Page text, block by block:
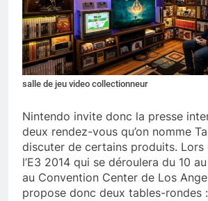
salle de jeu video collectionneur
Nintendo invite donc la presse
deux rendez-vous qu’on nomme
discuter de certains produits. Lors
l’E3 2014 qui se déroulera du 10
au Convention Center de Los
propose donc deux tables-rondes :